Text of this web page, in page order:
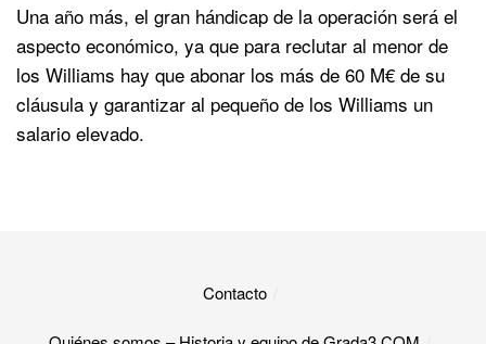
Una año más, el gran hándicap de la operación será el
aspecto económico, ya que para reclutar al menor de
los Williams hay que abonar los más de 60 M€ de su
cláusula y garantizar al pequeño de los Williams un
salario elevado.
Contacto